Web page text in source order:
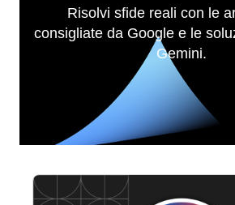
Risolvi sfide reali con le
consigliate da Google e le
Gemini.